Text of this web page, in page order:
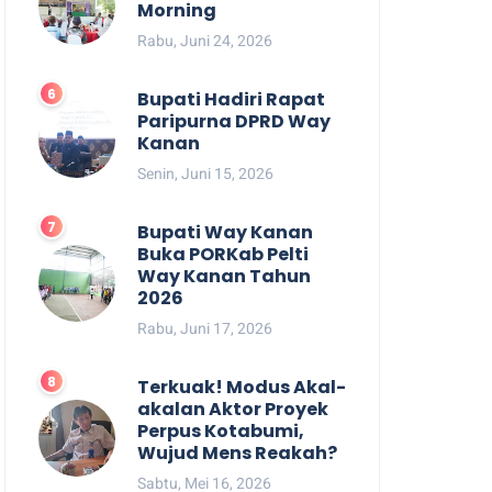
Morning
Rabu, Juni 24, 2026
Bupati Hadiri Rapat
Paripurna DPRD Way
Kanan
Senin, Juni 15, 2026
Bupati Way Kanan
Buka PORKab Pelti
Way Kanan Tahun
2026
Rabu, Juni 17, 2026
Terkuak! Modus Akal-
akalan Aktor Proyek
Perpus Kotabumi,
Wujud Mens Reakah?
Sabtu, Mei 16, 2026